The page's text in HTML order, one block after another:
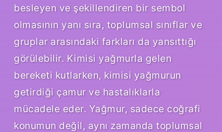
besleyen ve şekillendiren bir sembol
olmasının yanı sıra, toplumsal sınıflar ve
gruplar arasındaki farkları da yansıttığı
görülebilir. Kimisi yağmurla gelen
bereketi kutlarken, kimisi yağmurun
getirdiği çamur ve hastalıklarla
mücadele eder. Yağmur, sadece coğrafi
konumun değil, aynı zamanda toplumsal